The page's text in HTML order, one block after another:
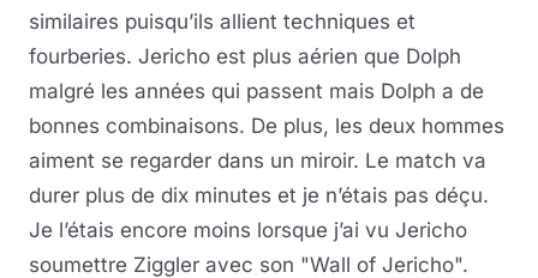
similaires puisqu’ils allient techniques et
fourberies. Jericho est plus aérien que Dolph
malgré les années qui passent mais Dolph a de
bonnes combinaisons. De plus, les deux hommes
aiment se regarder dans un miroir. Le match va
durer plus de dix minutes et je n’étais pas déçu.
Je l’étais encore moins lorsque j’ai vu Jericho
soumettre Ziggler avec son "Wall of Jericho".